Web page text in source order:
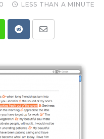
LESS THAN A MINUTE
RedditShare
Email